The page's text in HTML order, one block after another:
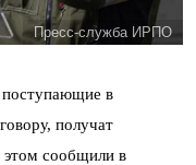
Пресс-служба ИРПО
в
получат
этом сообщили в